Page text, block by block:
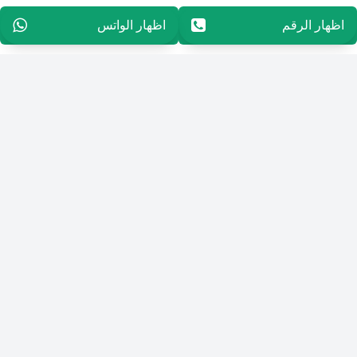
اظهار الرقم65594848 اظهار الواتس65594848